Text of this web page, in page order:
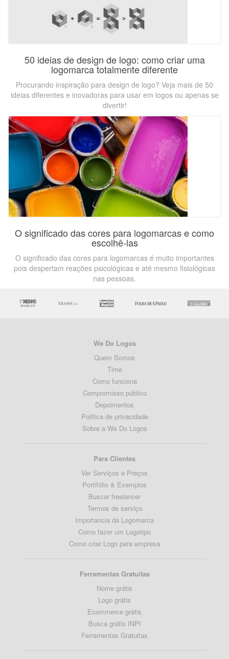
50 ideias de design de logo: como criar uma
logomarca totalmente diferente
Procurando inspiração para design de logo? Veja mais de 50
ideias diferentes e inovadoras para usar em logos ou apenas se
divertir!
O significado das cores para logomarcas e como
escolhê-las
O significado das cores para logomarcas é muito importantes
pois despertam reações psicológicas e até mesmo fisiológicas
nas pessoas.
We Do Logos
Quem Somos
Time
Como funciona
Compromisso público
Depoimentos
Politica de privacidade
Sobre a We Do Logos
Para Clientes
Ver Serviços e Preços
Portifólio & Exemplos
Buscar freelancer
Termos de serviço
Importancia da Logomarca
Como fazer um Logotipo
Como criar Logo para empresa
Ferramentas Gratuitas
Nome grátis
Logo grátis
Ecommerce grátis
Busca grátis INPI
Ferramentas Gratuitas